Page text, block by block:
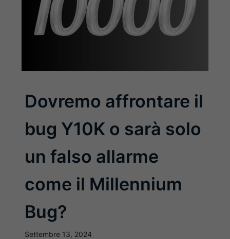
Dovremo affrontare il
bug Y10K o sarà solo
un falso allarme
come il Millennium
Bug?
Settembre 13, 2024